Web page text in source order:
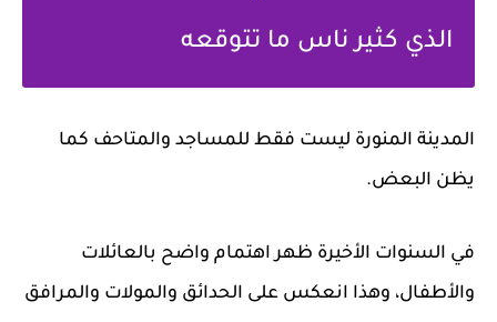
الذي كثير ناس ما تتوقعه
المدينة المنورة ليست فقط للمساجد والمتاحف كما
يظن البعض.
في السنوات الأخيرة ظهر اهتمام واضح بالعائلات
والأطفال، وهذا انعكس على الحدائق والمولات والمرافق